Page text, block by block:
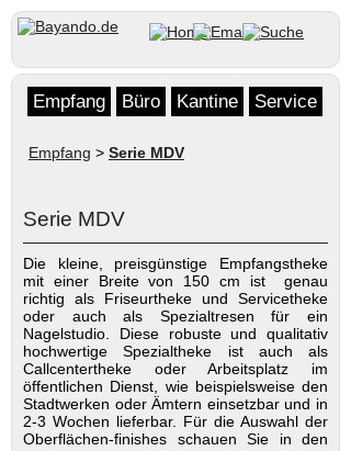
Empfang Büro Kantine Service
Empfang > Serie MDV
Serie MDV
Die kleine, preisgünstige Empfangstheke
mit einer Breite von 150 cm ist genau
richtig als Friseurtheke und Servicetheke
oder auch als Spezialtresen für ein
Nagelstudio. Diese robuste und qualitativ
hochwertige Spezialtheke ist auch als
Callcentertheke oder Arbeitsplatz im
öffentlichen Dienst, wie beispielsweise den
Stadtwerken oder Ämtern einsetzbar und in
2-3 Wochen lieferbar. Für die Auswahl der
Oberflächen-finishes schauen Sie in den